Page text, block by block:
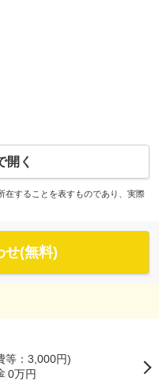
開く
することを表すものであり、実際
せ(無料)
等：3,000円)
0万円